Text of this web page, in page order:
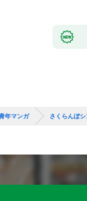
年マンガ さくらんぼ